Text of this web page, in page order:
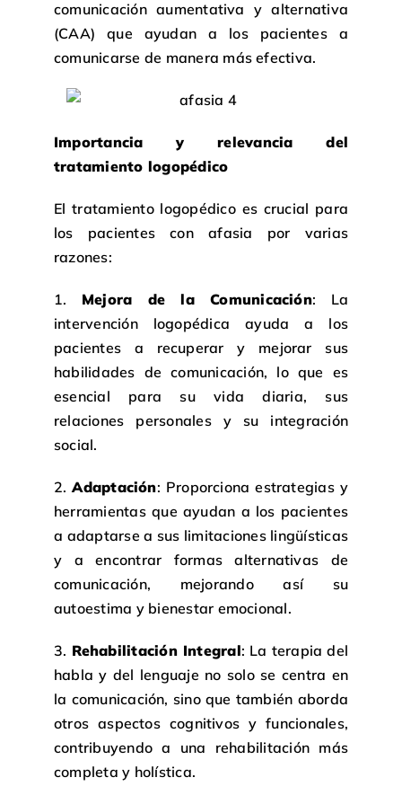
comunicación aumentativa y alternativa
(CAA) que ayudan a los pacientes a
comunicarse de manera más efectiva.
Importancia y relevancia del
tratamiento logopédico
El tratamiento logopédico es crucial para
los pacientes con afasia por varias
razones:
1. Mejora de la Comunicación: La
intervención logopédica ayuda a los
pacientes a recuperar y mejorar sus
habilidades de comunicación, lo que es
esencial para su vida diaria, sus
relaciones personales y su integración
social.
2.Adaptación: Proporciona estrategias y
herramientas que ayudan a los pacientes
a adaptarse a sus limitaciones lingüísticas
y a encontrar formas alternativas de
comunicación, mejorando así su
autoestima y bienestar emocional.
3. Rehabilitación Integral: La terapia del
habla y del lenguaje no solo se centra en
la comunicación, sino que también aborda
otros aspectos cognitivos y funcionales,
contribuyendo a una rehabilitación más
completa y holística.